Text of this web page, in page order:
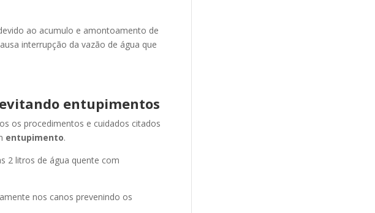
ao acumulo e amontoamento de
interrupção da vazão de água que
entupimentos
os procedimentos e cuidados citados
entupimento.
2 litros de água quente com
nos canos prevenindo os